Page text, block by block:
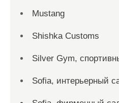
Mustang
Shishka Customs
Silver Gym,
Sofia, интерьерный